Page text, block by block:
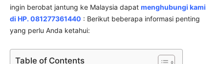
ingin berobat jantung ke Malaysia dapat menghubungi kami
di HP. 081277361440 : Berikut beberapa informasi penting
yang perlu Anda ketahui:
Table of Contents